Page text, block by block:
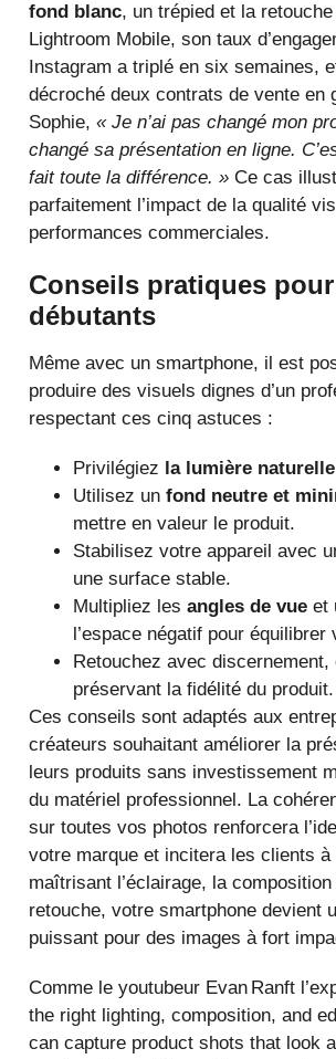
fond blanc, un trépied et la
Lightroom Mobile, son taux
Instagram a triplé en six semaines,
décroché deux contrats de vente en
Sophie, « Je n’ai pas changé mon
changé sa présentation en ligne.
fait toute la différence. » Ce cas
parfaitement l’impact de la qualité
performances commerciales.
Conseils pratiques pour
débutants
Même avec un smartphone, il est
produire des visuels dignes d’un
respectant ces cinq astuces :
Privilégiez la lumière naturelle
Utilisez un fond neutre et
mettre en valeur le produit.
Stabilisez votre appareil avec
une surface stable.
Multipliez les angles de vue et
l’espace négatif pour équilibrer
Retouchez avec discernement,
préservant la fidélité du produit.
Ces conseils sont adaptés aux
créateurs souhaitant améliorer la
leurs produits sans investissement
du matériel professionnel. La
sur toutes vos photos renforcera
votre marque et incitera les clients à
maîtrisant l’éclairage, la
retouche, votre smartphone devient
puissant pour des images à fort
Comme le youtubeur Evan Ranft
the right lighting, composition, and
can capture product shots that look